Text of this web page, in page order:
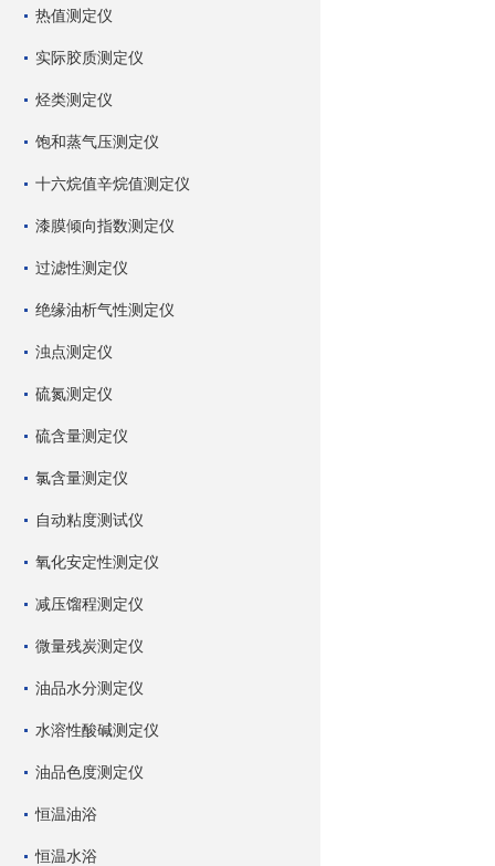
热值测定仪
实际胶质测定仪
烃类测定仪
饱和蒸气压测定仪
十六烷值辛烷值测定仪
漆膜倾向指数测定仪
过滤性测定仪
绝缘油析气性测定仪
浊点测定仪
硫氮测定仪
硫含量测定仪
氯含量测定仪
自动粘度测试仪
氧化安定性测定仪
减压馏程测定仪
微量残炭测定仪
油品水分测定仪
水溶性酸碱测定仪
油品色度测定仪
恒温油浴
恒温水浴